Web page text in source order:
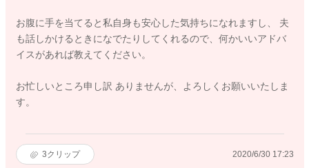
お腹に手を当てると私自身も安心した気持ちになれますし、 夫
も話しかけるときになでたりしてくれるので、何かいいアドバ
イスがあれば教えてください。
お忙しいところ申し訳 ありませんが、よろしくお願いいたしま
す。
3クリップ 2020/6/30 17:23